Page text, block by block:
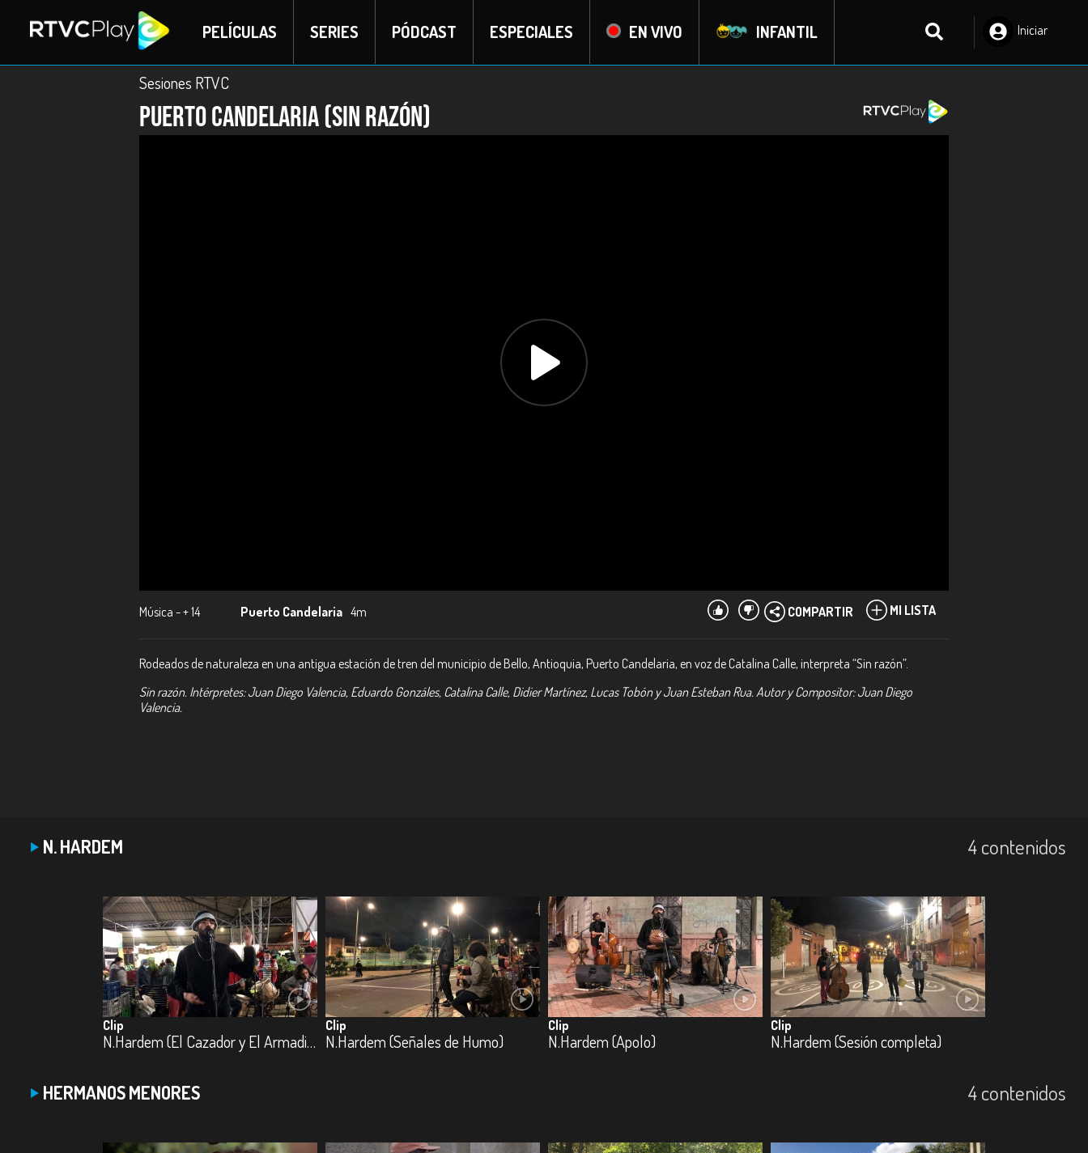
PELÍCULAS SERIES PÓDCAST ESPECIALES EN VIVO INFANTIL
Iniciar
Sesiones RTVC
Puerto Candelaria (Sin razón)
Música - + 14 Puerto Candelaria 4m MI LISTA
COMPARTIR
Rodeados de naturaleza en una antigua estación de tren del municipio de Bello, Antioquia, Puerto Candelaria, en voz de Catalina Calle, interpreta “Sin razón”.
Sin razón. Intérpretes: Juan Diego Valencia, Eduardo Gonzáles, Catalina Calle, Didier Martínez, Lucas Tobón y Juan Esteban Rua. Autor y Compositor: Juan Diego
Valencia.
N. HARDEM 4 contenidos
Clip
N.Hardem (El Cazador y El Armadillo)
Clip
N.Hardem (Señales de Humo)
Clip
N.Hardem (Apolo)
Clip
N.Hardem (Sesión completa)
HERMANOS MENORES 4 contenidos